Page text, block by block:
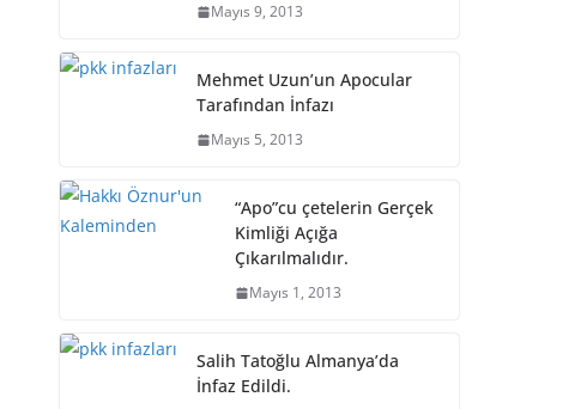
Mayıs 9, 2013
Mehmet Uzun’un Apocular
Tarafından İnfazı
Mayıs 5, 2013
“Apo”cu çetelerin Gerçek
Kimliği Açığa
Çıkarılmalıdır.
Mayıs 1, 2013
Salih Tatoğlu Almanya’da
İnfaz Edildi.